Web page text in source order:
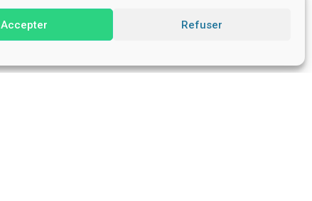
Accepter Refuser